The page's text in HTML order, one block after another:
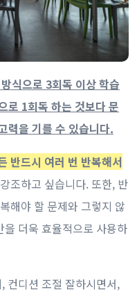
식으로 3회독 이상 학습
로 1회독 하는 것보다 문
력을 기를 수 있습니다.
반드시 여러 번 반복해서
조하고 싶습니다. 또한, 반
해야 할 문제와 그렇지 않
더욱 효율적으로 사용하
컨디션 조절 잘하시면서,